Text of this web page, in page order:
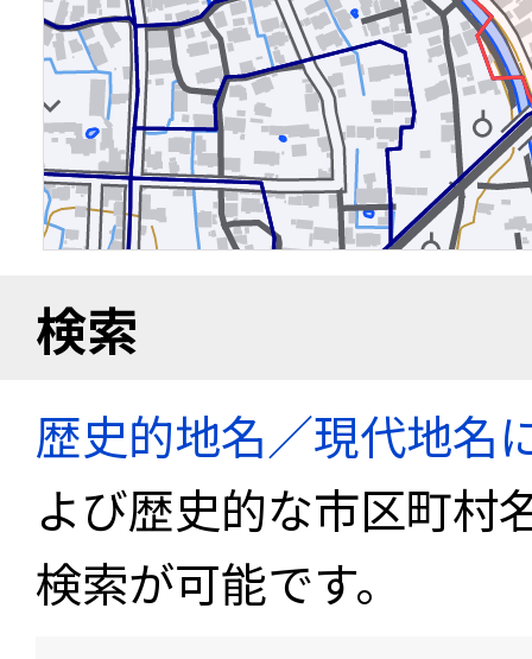
検索
歴史的地名／現代地名
よび歴史的な市区町村
検索が可能です。